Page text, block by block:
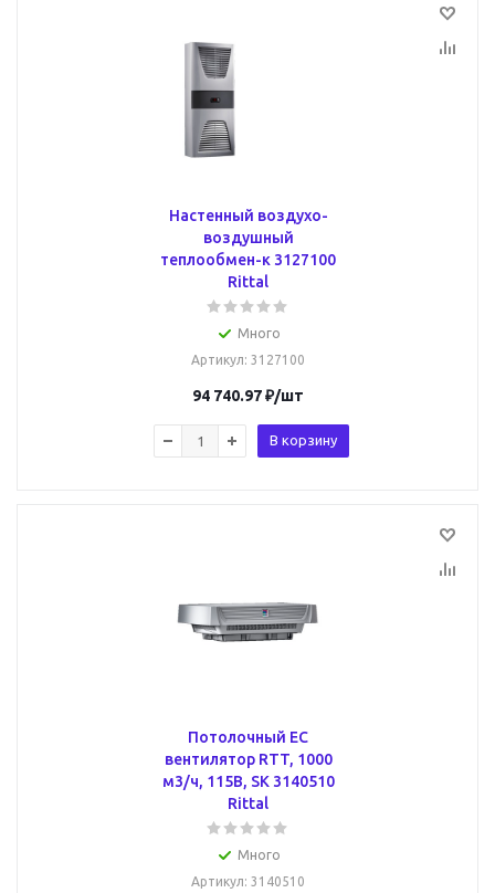
Настенный воздухо-
воздушный
теплообмен-к 3127100
Rittal
Много
Артикул: 3127100
94 740.97₽/шт
В корзину
Потолочный ЕС
вентилятор RTT, 1000
м3/ч, 115В, SK 3140510
Rittal
Много
Артикул: 3140510